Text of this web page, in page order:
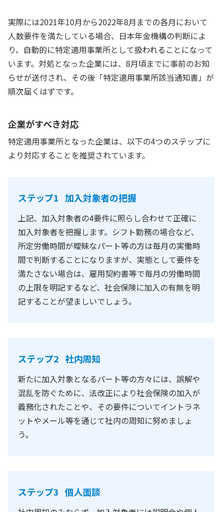
実際には2021年10月から2022年8月までの各月において
人数要件を満たしている場合、日本年金機構の判断によ
り、自動的に特定適用事業所として扱われることになって
います。対処となった企業には、8月頃までに事前のお知
らせが送付され、その後「特定適用事業所該当通知書」が
順次届くはずです。
企業がすべき対応
特定適用事業所となった企業は、以下の4つのステップに
より対応することを推奨されています。
ステップ1 加入対象者の把握
上記、加入対象者の4要件に照らし合わせて正確に
加入対象者を把握します。シフト勤務の場合など、
所定労働時間が曖昧なパート等の方は毎月の実働時
間で判断することになりますが、実態として要件を
満たさない場合は、雇用契約書等で毎月の労働時間
の上限を明記するなど、社会保険に加入の有無を明
記することが望ましいでしょう。
ステップ2 社内周知
新たに加入対象となるパート等の方々には、誤解や
混乱を防ぐために、法改正により社会保険の加入が
義務化されたことや、その要件についてイントラネ
ットやメール等を通じて社内の周知に努めましょ
う。
ステップ3 個人面談